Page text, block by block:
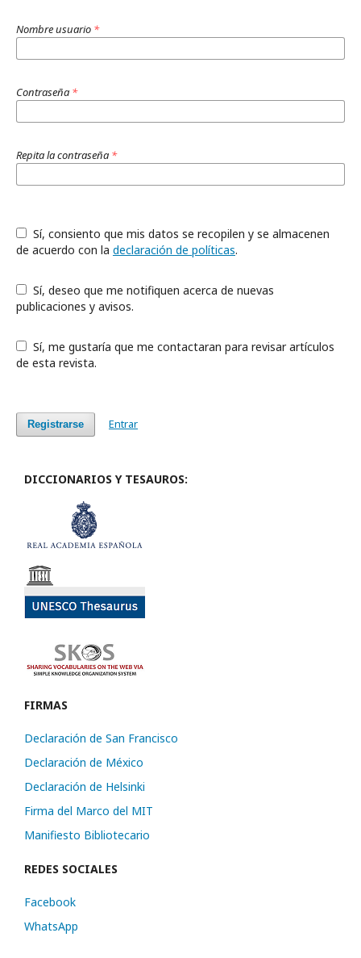
Nombre usuario *
Contraseña *
Repita la contraseña *
de acuerdo con la declaración de políticas.
publicaciones y avisos.
de esta revista.
Registrarse Entrar
DICCIONARIOS Y TESAUROS:
FIRMAS
Declaración de San Francisco
Declaración de México
Declaración de Helsinki
Firma del Marco del MIT
Manifiesto Bibliotecario
REDES SOCIALES
Facebook
WhatsApp